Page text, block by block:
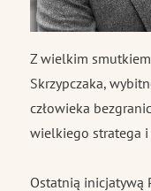
Z wielkim smutkiem
Skrzypczaka,
człowieka
wielkiego stratega
Ostatnią inicjatywą